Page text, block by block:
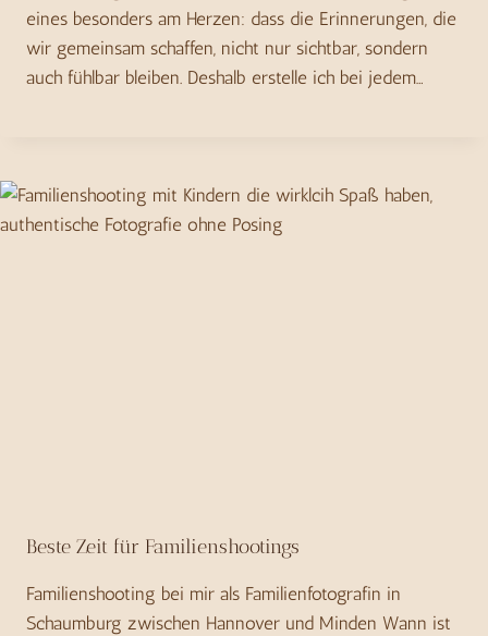
eines besonders am Herzen: dass die Erinnerungen, die
wir gemeinsam schaffen, nicht nur sichtbar, sondern
auch fühlbar bleiben. Deshalb erstelle ich bei jedem…
Beste Zeit für Familienshootings
Familienshooting bei mir als Familienfotografin in
Schaumburg zwischen Hannover und Minden Wann ist